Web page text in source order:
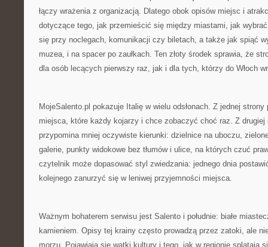
łączy wrażenia z organizacją. Dlatego obok opisów miejsc i
dotyczące tego, jak przemieścić się między miastami, jak
się przy noclegach, komunikacji czy biletach, a także jak spiąć
muzea, i na spacer po zaułkach. Ten złoty środek sprawia, że
dla osób lecących pierwszy raz, jak i dla tych, którzy do Włoch
MojeSalento.pl pokazuje Italię w wielu odsłonach. Z jednej
miejsca, które każdy kojarzy i chce zobaczyć choć raz. Z drugiej
przypomina mniej oczywiste kierunki: dzielnice na uboczu,
galerie, punkty widokowe bez tłumów i ulice, na których czuć
czytelnik może dopasować styl zwiedzania: jednego dnia
kolejnego zanurzyć się w leniwej przyjemności miejsca.
Ważnym bohaterem serwisu jest Salento i południe: białe
kamieniem. Opisy tej krainy często prowadzą przez zatoki, ale
morzu. Pojawiają się wątki kultury i tego, jak w regionie splatają